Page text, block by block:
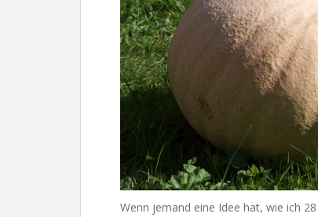
Wenn jemand eine Idee hat, wie ich